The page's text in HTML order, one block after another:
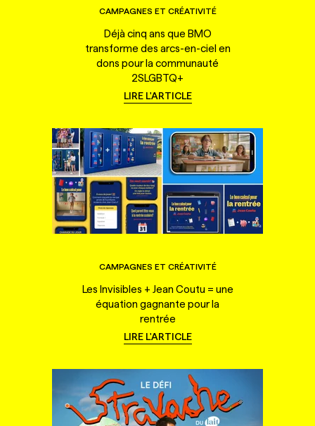
CAMPAGNES ET CRÉATIVITÉ
Déjà cinq ans que BMO
transforme des arcs-en-ciel en
dons pour la communauté
2SLGBTQ+
LIRE L'ARTICLE
CAMPAGNES ET CRÉATIVITÉ
Les Invisibles + Jean Coutu = une
équation gagnante pour la
rentrée
LIRE L'ARTICLE